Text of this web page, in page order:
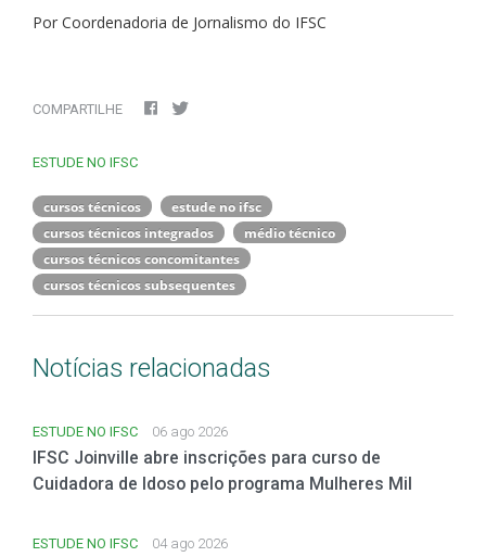
Por Coordenadoria de Jornalismo do IFSC
COMPARTILHE
ESTUDE NO IFSC
cursos técnicos
estude no ifsc
cursos técnicos integrados
médio técnico
cursos técnicos concomitantes
cursos técnicos subsequentes
Notícias relacionadas
ESTUDE NO IFSC 06 ago 2026
IFSC Joinville abre inscrições para curso de
Cuidadora de Idoso pelo programa Mulheres Mil
ESTUDE NO IFSC 04 ago 2026